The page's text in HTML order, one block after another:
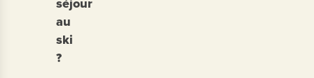
au
ski
?